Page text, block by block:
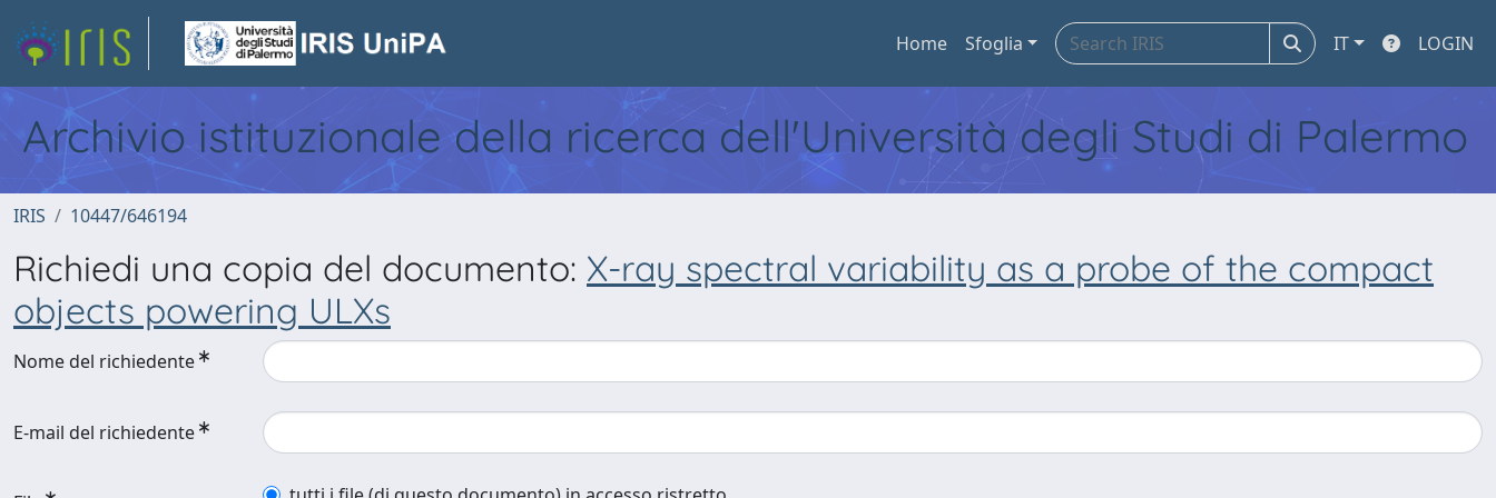
Home Sfoglia IT LOGIN
Archivio istituzionale della ricerca dell'Università degli Studi di Palermo
IRIS 10447/646194
Richiedi una copia del documento: X-ray spectral variability as a probe of the compact
objects powering ULXs
Nome del richiedente
E-mail del richiedente